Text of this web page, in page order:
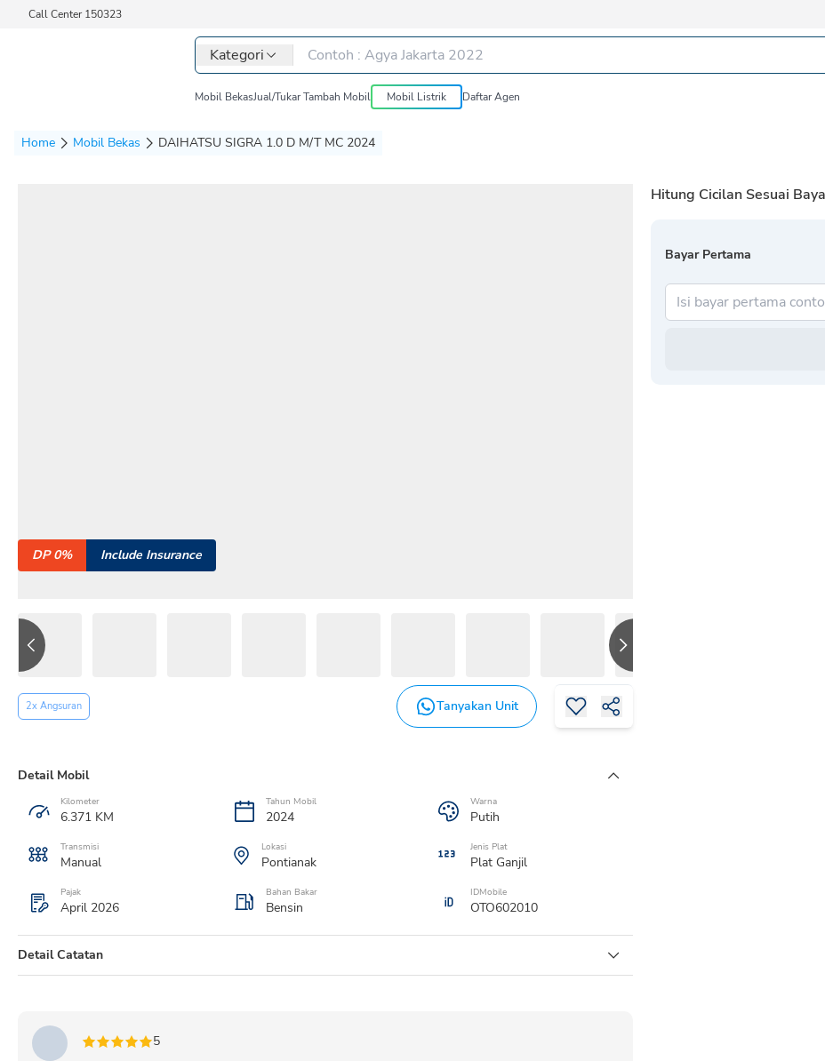
Call Center 150323
Kategori
Mobil BekasJual/Tukar Tambah Mobil Mobil Listrik Daftar Agen
Home Mobil Bekas DAIHATSU SIGRA 1.0 D M/T MC 2024
2x Angsuran Tanyakan Unit
DP 0% Include Insurance
Detail Mobil
Kilometer
6.371 KM
Tahun Mobil
2024
Warna
Putih
Transmisi
Manual
Lokasi
Pontianak
Jenis Plat
Plat Ganjil
Pajak
April 2026
Bahan Bakar
Bensin
IDMobile
OTO602010
Detail Catatan
5
Hitung Cicilan Sesuai
Bayar Pertama